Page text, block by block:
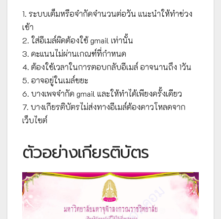
1. ระบบเต็มหรือจำกัดจำนวนต่อวัน แนะนำให้ทำช่วง
เช้า
2. ใส่อีเมล์ผิดต้องใช้ gmail เท่านั้น
3. คะแนนไม่ผ่านเกณฑ์ที่กำหนด
4. ต้องใช้เวลาในการตอบกลับอีเมล์ อาจนานถึง 1วัน
5. อาจอยู่ในเมล์ขยะ
6. บางเพจจำกัด gmail และให้ทำได้เพียงครั้งเดียว
7. บางเกียรติบัตรไม่ส่งทางอีเมล์ต้องดาวโหลดจาก
เว็บไซต์
ตัวอย่างเกียรติบัตร